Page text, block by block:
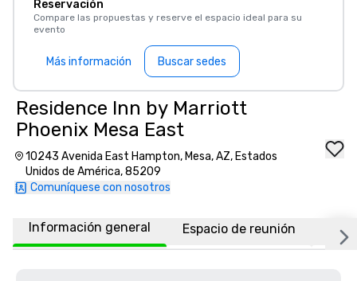
Reservación
Compare las propuestas y reserve el espacio ideal para su
evento
Más información Buscar sedes
Residence Inn by Marriott
Phoenix Mesa East
10243 Avenida East Hampton, Mesa, AZ, Estados
Unidos de América, 85209
Comuníquese con nosotros
Información general Espacio de reunión